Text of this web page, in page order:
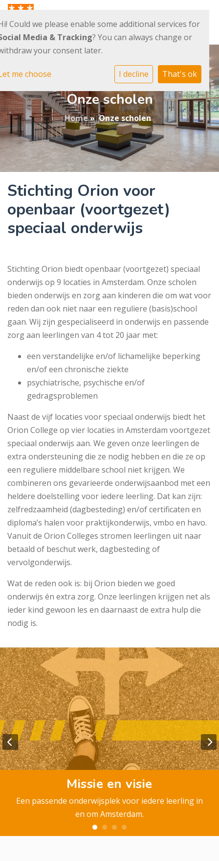
Onze scholen
Home» Onze scholen
Stichting Orion voor
openbaar (voortgezet)
speciaal onderwijs
Stichting Orion biedt openbaar (voortgezet) speciaal
onderwijs op 9 locaties in Amsterdam. Onze scholen
bieden onderwijs en zorg aan kinderen die om wat voor
reden dan ook niet naar een reguliere (basis)school
gaan. Wij zijn gespecialiseerd in onderwijs en passende
zorg aan leerlingen van 4 tot 20 jaar met:
een verstandelijke en/of lichamelijke beperking
en/of een chronische ziekte
psychiatrische, psychische en/of
gedragsproblemen
Naast de vijf locaties voor speciaal onderwijs biedt het
Orion College op vier locaties in Amsterdam voortgezet
speciaal onderwijs aan. We geven onze leerlingen de
extra ondersteuning die ze nodig hebben en die ze op
een reguliere middelbare school niet krijgen. We
combineren ons gevarieerde onderwijsaanbod met een
heldere doelstelling voor iedere leerling. Dat kan zijn:
zelfredzaamheid (dagbesteding) en/of certificaten en
diploma’s halen voor praktijkonderwijs, vmbo en havo.
Vanuit de Orion Colleges stromen leerlingen uit naar
betaald of beschut werk, dagbesteding of
vervolgonderwijs.
Wat de reden ook is: bij Orion bieden we goed
onderwijs én extra zorg. Onze leerlingen krijgen net als
ieder kind gewoon les en daarnaast de extra hulp die
nodig is.
Missie en visie
Een passende onderwijsplek voor iedere leerling in
en om Amsterdam.
Could we please enable some additional services for
Media & Tracking? You can always change or
your consent later.
me choose I decline That's ok